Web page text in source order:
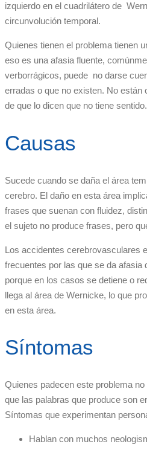
izquierdo en el cuadrilátero de
circunvolución temporal.
Quienes tienen el problema tienen
eso es una afasia fluente,
verborrágicos, puede no darse
erradas o que no existen. No están
de que lo dicen que no tiene sentido.
Causas
Sucede cuando se daña el área
cerebro. El daño en esta área
frases que suenan con fluidez,
el sujeto no produce frases, pero
Los accidentes cerebrovasculares
frecuentes por las que se da afasia
porque en los casos se detiene o
llega al área de Wernicke, lo que
en esta área.
Síntomas
Quienes padecen este problema
que las palabras que produce son
Síntomas que experimentan
Hablan con muchos